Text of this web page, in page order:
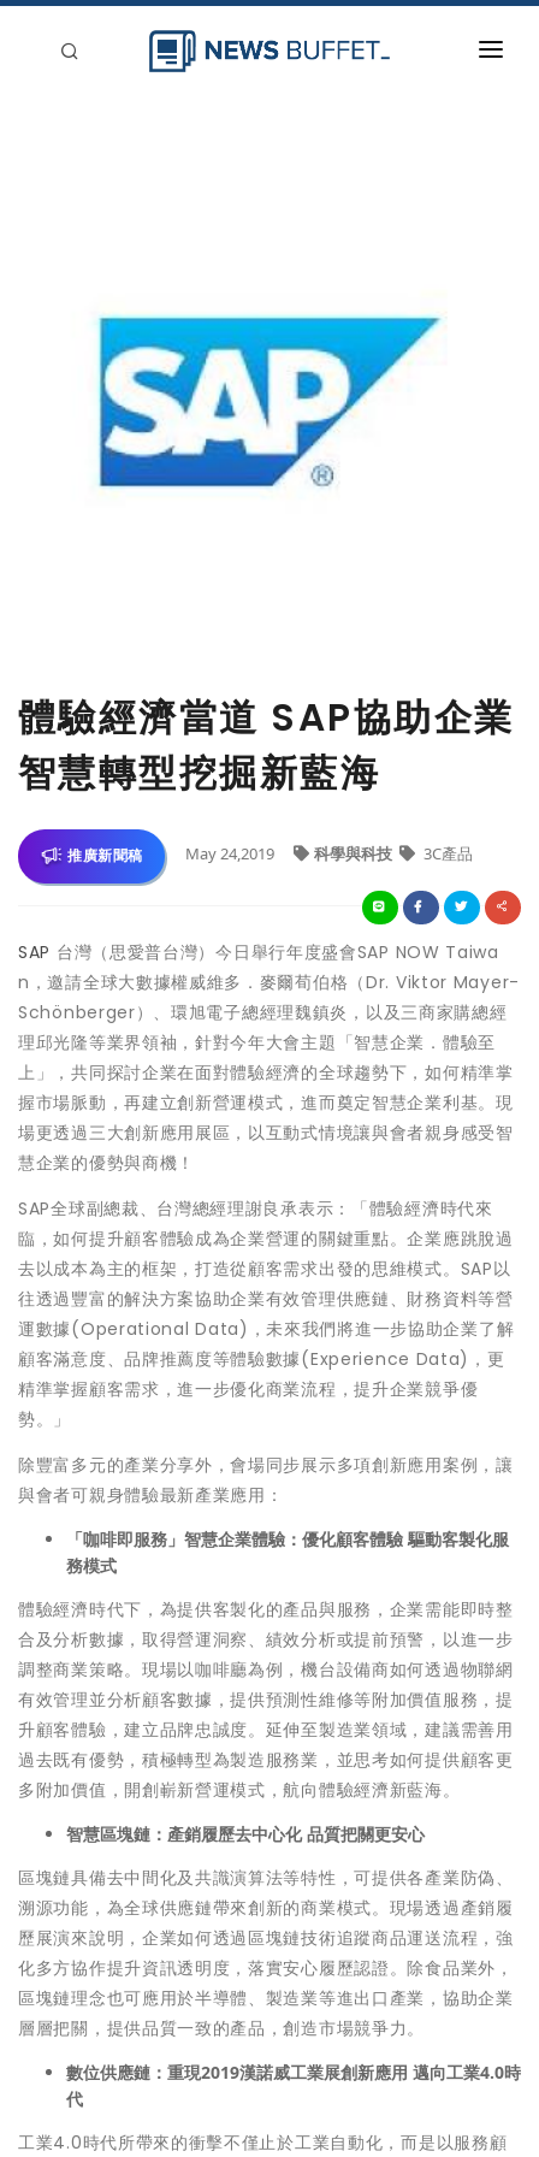
體驗經濟當道 SAP協助企業
智慧轉型挖掘新藍海
推廣新聞稿 May 24,2019 科學與科技 3C產品
SAP 台灣（思愛普台灣）今日舉行年度盛會SAP NOW Taiwa
n，邀請全球大數據權威維多．麥爾荀伯格（Dr. Viktor Mayer-
Schönberger）、環旭電子總經理魏鎮炎，以及三商家購總經
理邱光隆等業界領袖，針對今年大會主題「智慧企業．體驗至
上」，共同探討企業在面對體驗經濟的全球趨勢下，如何精準掌
握市場脈動，再建立創新營運模式，進而奠定智慧企業利基。現
場更透過三大創新應用展區，以互動式情境讓與會者親身感受智
慧企業的優勢與商機！
SAP全球副總裁、台灣總經理謝良承表示：「體驗經濟時代來
臨，如何提升顧客體驗成為企業營運的關鍵重點。企業應跳脫過
去以成本為主的框架，打造從顧客需求出發的思維模式。SAP以
往透過豐富的解決方案協助企業有效管理供應鏈、財務資料等營
運數據(Operational Data)，未來我們將進一步協助企業了解
顧客滿意度、品牌推薦度等體驗數據(Experience Data)，更
精準掌握顧客需求，進一步優化商業流程，提升企業競爭優
勢。」
除豐富多元的產業分享外，會場同步展示多項創新應用案例，讓
與會者可親身體驗最新產業應用：
「咖啡即服務」智慧企業體驗：優化顧客體驗 驅動客製化服
務模式
體驗經濟時代下，為提供客製化的產品與服務，企業需能即時整
合及分析數據，取得營運洞察、績效分析或提前預警，以進一步
調整商業策略。現場以咖啡廳為例，機台設備商如何透過物聯網
有效管理並分析顧客數據，提供預測性維修等附加價值服務，提
升顧客體驗，建立品牌忠誠度。延伸至製造業領域，建議需善用
過去既有優勢，積極轉型為製造服務業，並思考如何提供顧客更
多附加價值，開創嶄新營運模式，航向體驗經濟新藍海。
智慧區塊鏈 ：產銷履歷去中心化 品質把關更安心
區塊鏈具備去中間化及共識演算法等特性，可提供各產業防偽、
溯源功能，為全球供應鏈帶來創新的商業模式。現場透過產銷履
歷展演來說明，企業如何透過區塊鏈技術追蹤商品運送流程，強
化多方協作提升資訊透明度，落實安心履歷認證。除食品業外，
區塊鏈理念也可應用於半導體、製造業等進出口產業，協助企業
層層把關，提供品質一致的產品，創造市場競爭力。
數位供應鏈：重現2019漢諾威工業展創新應用 邁向工業4.0時
代
工業4.0時代所帶來的衝擊不僅止於工業自動化，而是以服務顧